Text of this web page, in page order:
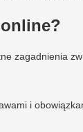
zagadnienia
i